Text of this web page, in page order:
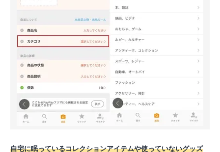
自宅に眠っているコレクションアイテムや使っていないグッズ